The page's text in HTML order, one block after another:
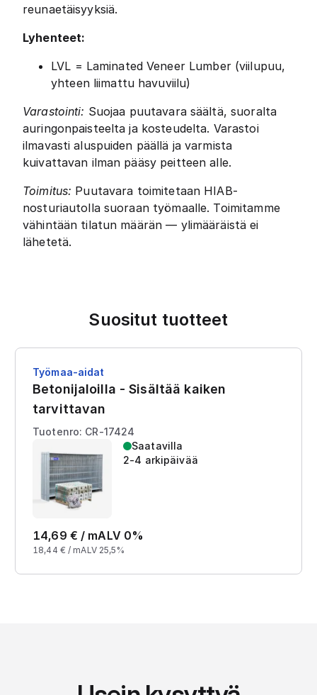
reunaetäisyyksiä.
Lyhenteet:
LVL = Laminated Veneer Lumber (viilupuu,
yhteen liimattu havuviilu)
Varastointi: Suojaa puutavara säältä, suoralta
auringonpaisteelta ja kosteudelta. Varastoi
ilmavasti aluspuiden päällä ja varmista
kuivattavan ilman pääsy peitteen alle.
Toimitus: Puutavara toimitetaan HIAB-
nosturiautolla suoraan työmaalle. Toimitamme
vähintään tilatun määrän — ylimääräistä ei
lähetetä.
Suositut tuotteet
Työmaa-aidat
Betonijaloilla - Sisältää kaiken
tarvittavan
Tuotenro: CR-17424
Saatavilla
2-4 arkipäivää
14,69 € / mALV 0%
18,44 € / mALV 25,5%